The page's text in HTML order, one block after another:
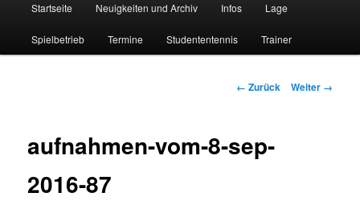
Startseite Neuigkeiten und Archiv Infos Lage
Spielbetrieb Termine Studententennis Trainer
Bilder-
← Zurück Weiter →
aufnahmen-vom-8-sep-
2016-87